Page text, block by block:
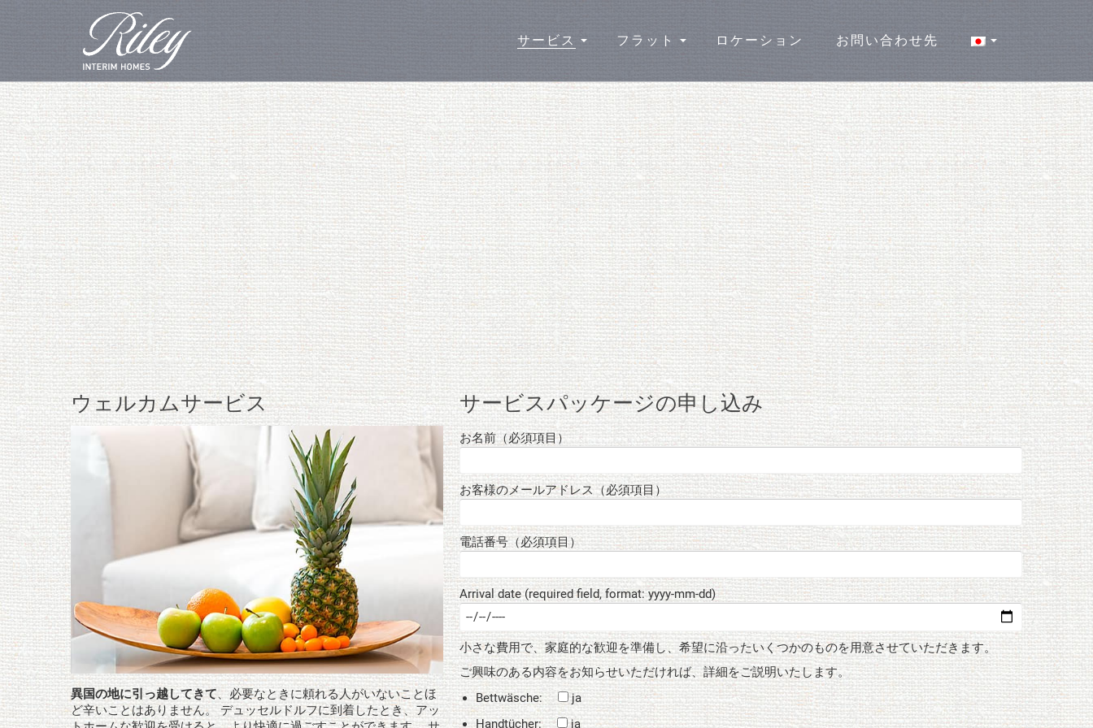
サービス フラット ロケーション お問い合わせ先
ウェルカムサービス
異国の地に引っ越してきて、必要なときに頼れる人がいないことほ
ど辛いことはありません。 デュッセルドルフに到着したとき、アッ
サービスパッケージの申し込み
お名前（必須項目）
お客様のメールアドレス（必須項目）
電話番号（必須項目）
Arrival date (required field, format: yyyy-mm-dd)
小さな費用で、家庭的な歓迎を準備し、希望に沿ったいくつかのものを用意させていただきます。
ご興味のある内容をお知らせいただければ、詳細をご説明いたします。
Bettwäsche:
ja
Handtücher:
ja